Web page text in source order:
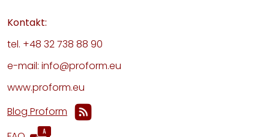
Kontakt:
tel. +48 32 738 88 90
e-mail: info@proform.eu
www.proform.eu
Blog Proform